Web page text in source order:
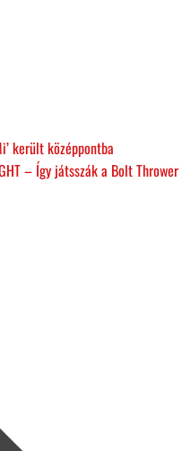
került középpontba
– Így játsszák a Bolt Thrower